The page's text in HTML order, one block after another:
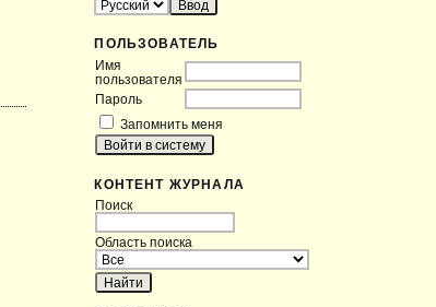
ПОЛЬЗОВАТЕЛЬ
Имя
пользователя
Пароль
Запомнить меня
КОНТЕНТ ЖУРНАЛА
Поиск
Область поиска